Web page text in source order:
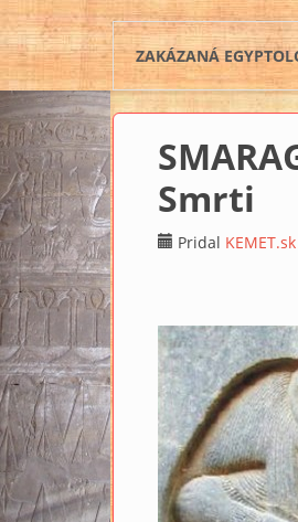
ZAKÁZANÁ
Smrti
Pridal KEMET.sk